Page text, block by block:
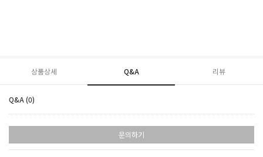
상품상세 Q&A 리뷰
Q&A (0)
문의하기